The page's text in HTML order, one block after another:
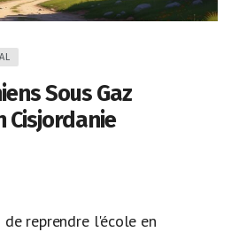
Sous Gaz
Cisjordanie
reprendre l'école en